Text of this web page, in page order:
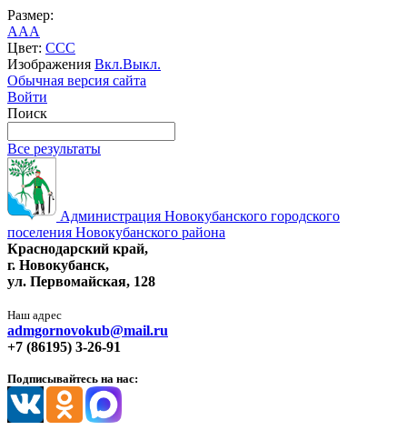
Размер:
AAA
Цвет: CCC
Изображения Вкл.Выкл.
Обычная версия сайта
Войти
Поиск
Все результаты
Администрация Новокубанского городского
поселения Новокубанского района
Краснодарский край,
г. Новокубанск,
ул. Первомайская, 128
Наш адрес
admgornovokub@mail.ru
+7 (86195) 3-26-91
Подписывайтесь на нас: